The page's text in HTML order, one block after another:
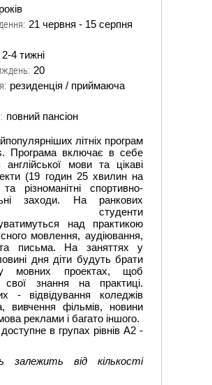
21 червня - 15 серпня
2-4 тижні
20
резиденція / приймаюча
повний пансіон
літніх програм
Програма включає в себе
англійської мови та цікаві
(19 годин 25 хвилин на
різноманітні спортивно-
заходи. На ранкових
студенти
над практикою
мовлення, аудіювання,
письма. На заняттях у
дня діти будуть брати
мовних проектах, щоб
свої знання на практиці.
- відвідування коледжів
вивчення фільмів, новини
реклами і багато іншого.
в групах рівнів А2 -
залежить від кількості